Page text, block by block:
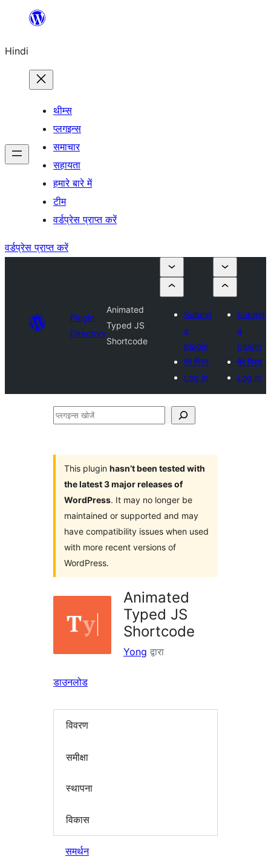
सामग्री
जाएं
Hindi
थीम्स
प्लगइन्स
समाचार
सहायता
हमारे बारे में
टीम
वर्डप्रेस प्राप्त करें
वर्डप्रेस प्राप्त करें
Plugin
Directory
Animated
Typed JS
Shortcode
Submit
a
plugin
मेरे प्रिय
Log in
Submit
a
plugin
मेरे प्रिय
Log in
प्लगइन्स
This plugin hasn’t been tested with
the latest 3 major releases of
WordPress. It may no longer be
maintained or supported and may
have compatibility issues when used
with more recent versions of
WordPress.
Animated
Typed JS
Shortcode
Yong द्वारा
डाउनलोड
विवरण
समीक्षा
स्थापना
विकास
समर्थन